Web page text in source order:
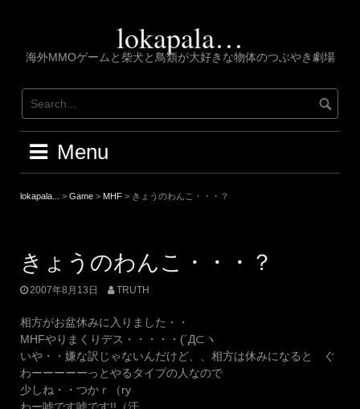
lokapala…
海外MMOゲームと柴犬と鳥類が大好きな物体のつぶやき劇場
Menu
lokapala... > Game > MHF > きょうのわんこ・・・？
きょうのわんこ・・・？
2007年8月13日 TRUTH
相方がお盆休みに入りました・・
MHFやりまくりデス・・・・・(´Д⊂ヽ
いや・・嫌な訳じゃないんだけど、、相方は休みになると ぐ
わーーーーーっとやるタイプの人なので
少しね・・つかｒ（ry